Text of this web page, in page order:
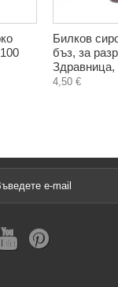
Билков
бъз, за
Здравница,
4,50 €